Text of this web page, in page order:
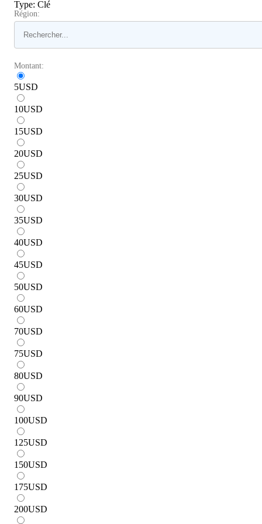
Type: Clé
Région:
Montant:
5USD
10USD
15USD
20USD
25USD
30USD
35USD
40USD
45USD
50USD
60USD
70USD
75USD
80USD
90USD
100USD
125USD
150USD
175USD
200USD